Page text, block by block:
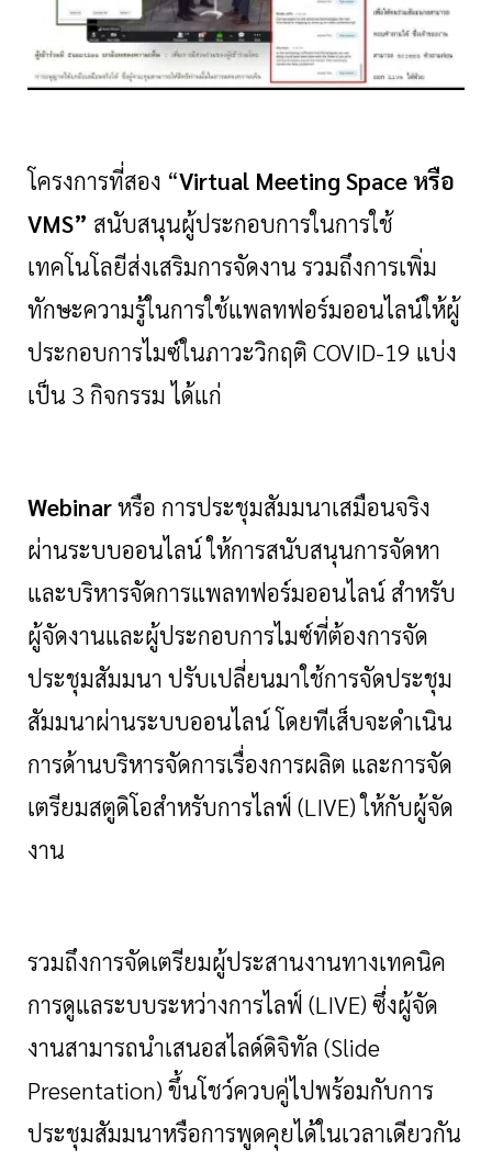
โครงการที่สอง “Virtual Meeting Space หรือ
VMS” สนับสนุนผู้ประกอบการในการใช้
เทคโนโลยีส่งเสริมการจัดงาน รวมถึงการเพิ่ม
ทักษะความรู้ในการใช้แพลทฟอร์มออนไลน์ให้ผู้
ประกอบการไมซ์ในภาวะวิกฤติ COVID-19 แบ่ง
เป็น 3 กิจกรรม ได้แก่
Webinarหรือ การประชุมสัมมนาเสมือนจริง
ผ่านระบบออนไลน์ ให้การสนับสนุนการจัดหา
และบริหารจัดการแพลทฟอร์มออนไลน์ สำหรับ
ผู้จัดงานและผู้ประกอบการไมซ์ที่ต้องการจัด
ประชุมสัมมนา ปรับเปลี่ยนมาใช้การจัดประชุม
สัมมนาผ่านระบบออนไลน์ โดยทีเส็บจะดำเนิน
การด้านบริหารจัดการเรื่องการผลิต และการจัด
เตรียมสตูดิโอสำหรับการไลฟ์ (LIVE) ให้กับผู้จัด
งาน
รวมถึงการจัดเตรียมผู้ประสานงานทางเทคนิค
การดูแลระบบระหว่างการไลฟ์ (LIVE) ซึ่งผู้จัด
งานสามารถนำเสนอสไลด์ดิจิทัล (Slide
Presentation) ขึ้นโชว์ควบคู่ไปพร้อมกับการ
ประชุมสัมมนาหรือการพูดคุยได้ในเวลาเดียวกัน